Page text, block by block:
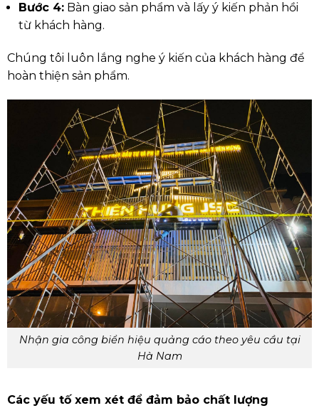
Bước 4:Bàn giao sản phẩm và lấy ý kiến phản hồi
từ khách hàng.
Chúng tôi luôn lắng nghe ý kiến của khách hàng để
hoàn thiện sản phẩm.
Nhận gia công biển hiệu quảng cáo theo yêu cầu tại
Hà Nam
Các yếu tố xem xét để đảm bảo chất lượng